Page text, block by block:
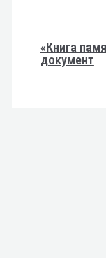
«Книга
документ